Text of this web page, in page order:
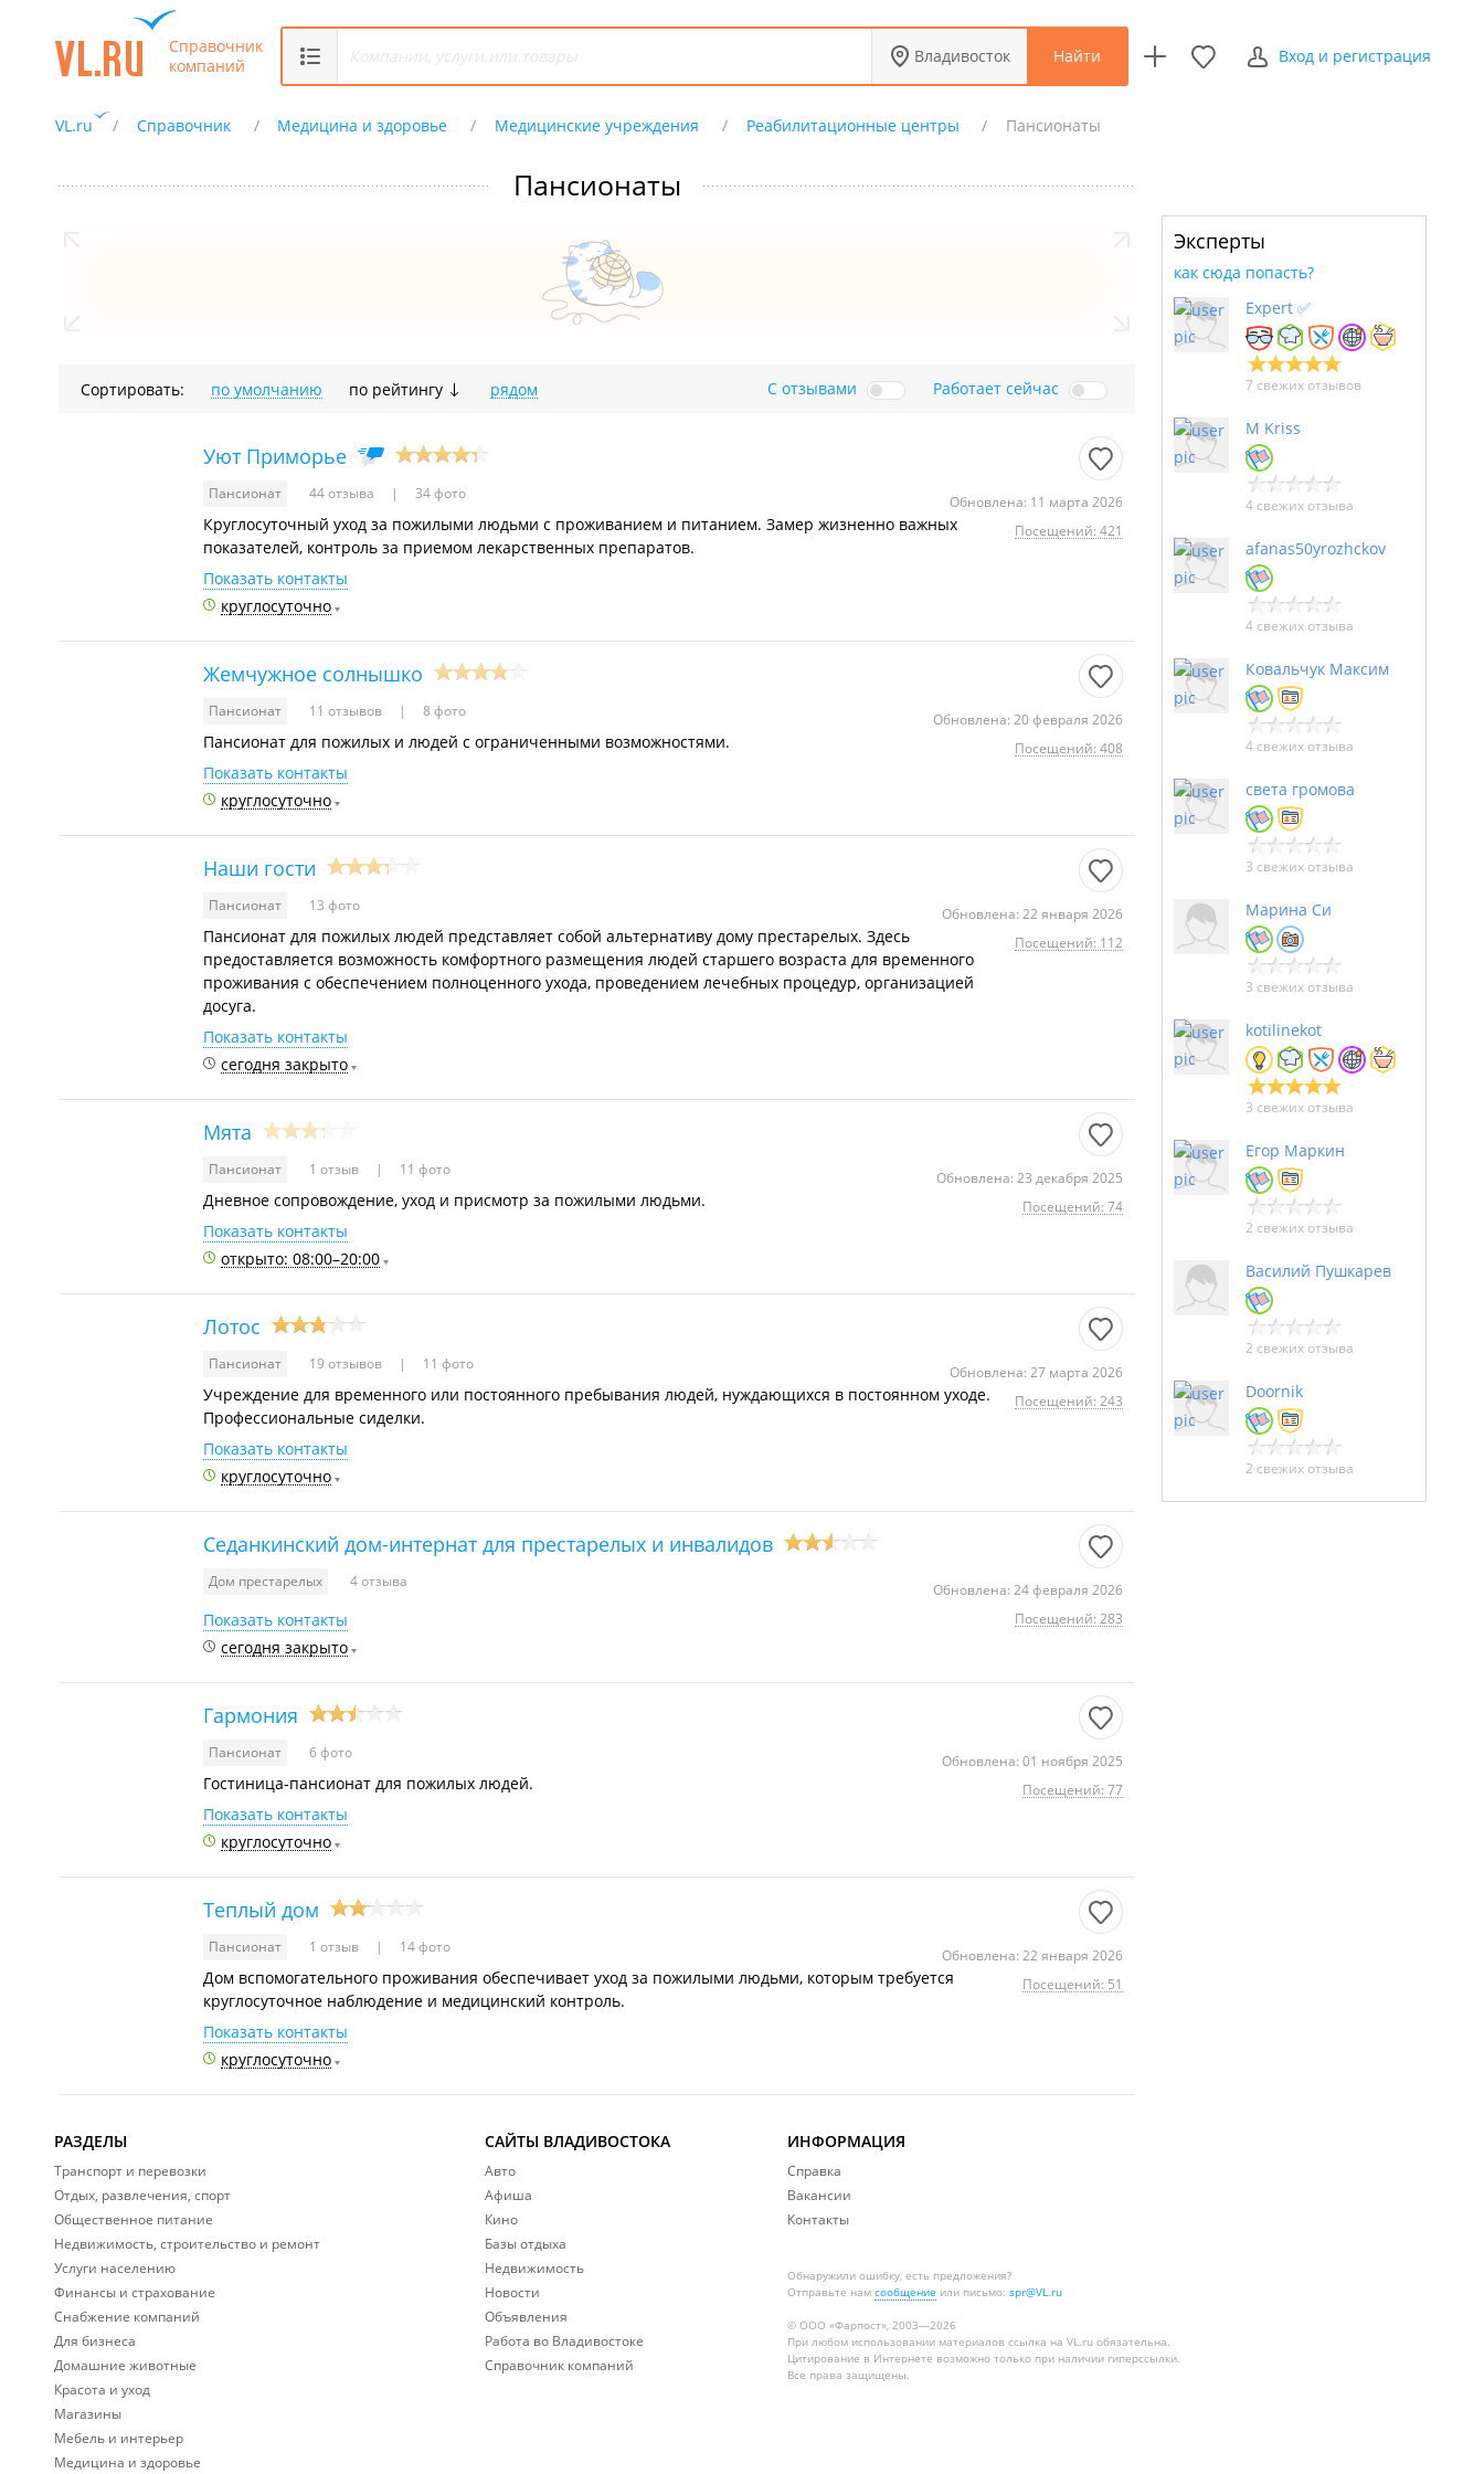
Справочник
компаний
Владивосток Найти Вход и регистрация
VL.ru Справочник Медицина и здоровье Медицинские учреждения Реабилитационные центры Пансионаты
Пансионаты
Сортировать: по умолчанию по рейтингу рядом С отзывами Работает сейчас
Уют Приморье
Пансионат 44 отзыва 34 фото
Обновлена: 11 марта 2026
Посещений: 421
Круглосуточный уход за пожилыми людьми с проживанием и питанием. Замер жизненно важных
показателей, контроль за приемом лекарственных препаратов.
Показать контакты
круглосуточно
Жемчужное солнышко
Пансионат 11 отзывов 8 фото
Обновлена: 20 февраля 2026
Посещений: 408
Пансионат для пожилых и людей с ограниченными возможностями.
Показать контакты
круглосуточно
Наши гости
Пансионат 13 фото
Обновлена: 22 января 2026
Посещений: 112
Пансионат для пожилых людей представляет собой альтернативу дому престарелых. Здесь
предоставляется возможность комфортного размещения людей старшего возраста для временного
проживания с обеспечением полноценного ухода, проведением лечебных процедур, организацией
досуга.
Показать контакты
сегодня закрыто
Мята
Пансионат 1 отзыв 11 фото
Обновлена: 23 декабря 2025
Посещений: 74
Дневное сопровождение, уход и присмотр за пожилыми людьми.
Показать контакты
открыто: 08:00–20:00
Лотос
Пансионат 19 отзывов 11 фото
Обновлена: 27 марта 2026
Посещений: 243
Учреждение для временного или постоянного пребывания людей, нуждающихся в постоянном уходе.
Профессиональные сиделки.
Показать контакты
круглосуточно
Седанкинский дом-интернат для престарелых и инвалидов
Дом престарелых 4 отзыва
Обновлена: 24 февраля 2026
Посещений: 283
Показать контакты
сегодня закрыто
Гармония
Пансионат 6 фото
Обновлена: 01 ноября 2025
Посещений: 77
Гостиница-пансионат для пожилых людей.
Показать контакты
круглосуточно
Теплый дом
Пансионат 1 отзыв 14 фото
Обновлена: 22 января 2026
Посещений: 51
Дом вспомогательного проживания обеспечивает уход за пожилыми людьми, которым требуется
круглосуточное наблюдение и медицинский контроль.
Показать контакты
круглосуточно
Эксперты
как сюда попасть?
Expert ✅
7 свежих отзывов
M Kriss
4 свежих отзыва
afanas50yrozhckov
4 свежих отзыва
Ковальчук Максим
4 свежих отзыва
света громова
3 свежих отзыва
Марина Си
3 свежих отзыва
kotilinekot
3 свежих отзыва
Егор Маркин
2 свежих отзыва
Василий Пушкарев
2 свежих отзыва
Doornik
2 свежих отзыва
РАЗДЕЛЫ
Транспорт и перевозки
Отдых, развлечения, спорт
Общественное питание
Недвижимость, строительство и ремонт
Услуги населению
Финансы и страхование
Снабжение компаний
Для бизнеса
Домашние животные
Красота и уход
Магазины
Мебель и интерьер
Медицина и здоровье
САЙТЫ ВЛАДИВОСТОКА
Авто
Афиша
Кино
Базы отдыха
Недвижимость
Новости
Объявления
Работа во Владивостоке
Справочник компаний
ИНФОРМАЦИЯ
Справка
Вакансии
Контакты
Обнаружили ошибку, есть предложения?
Отправьте нам сообщение или письмо: spr@VL.ru
© ООО «Фарпост», 2003—2026
При любом использовании материалов ссылка на VL.ru обязательна.
Цитирование в Интернете возможно только при наличии гиперссылки.
Все права защищены.